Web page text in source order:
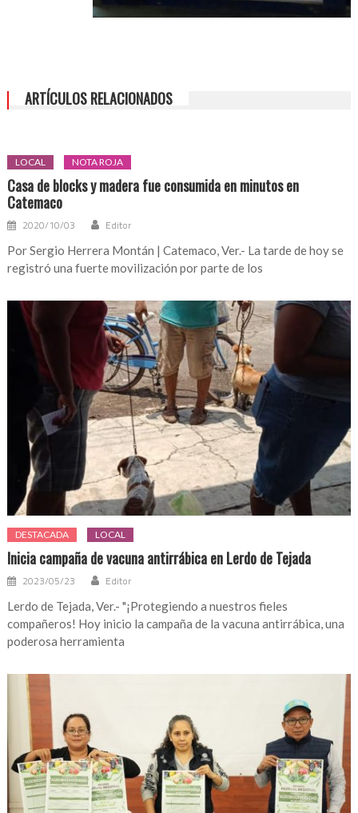
ARTÍCULOS RELACIONADOS
LOCAL NOTA ROJA
Casa de blocks y madera fue consumida en minutos en
Catemaco
2020/10/03 Editor
Por Sergio Herrera Montán | Catemaco, Ver.- La tarde de hoy se
registró una fuerte movilización por parte de los
DESTACADA LOCAL
Inicia campaña de vacuna antirrábica en Lerdo de Tejada
2023/05/23 Editor
Lerdo de Tejada, Ver.- "¡Protegiendo a nuestros fieles
compañeros! Hoy inicio la campaña de la vacuna antirrábica, una
poderosa herramienta